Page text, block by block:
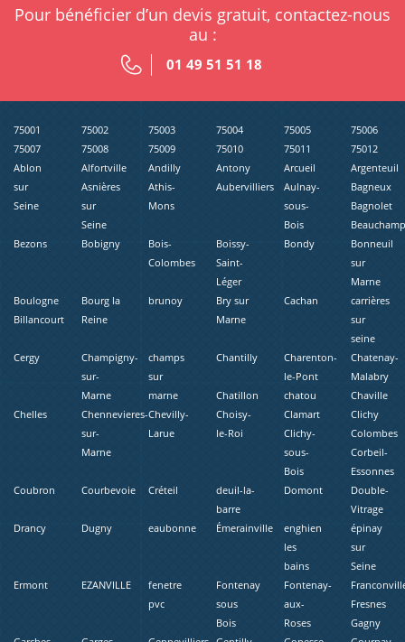
Pour bénéficier d’un devis gratuit, contactez-nous
au :
01 49 51 51 18
75001 75002 75003 75004 75005
75006
75007
75008 75009 75010 75011
75012
Ablon
sur
Seine
Alfortville Andilly Antony Arcueil
Argenteuil
Asnières
sur
Seine
Athis-
Mons
Aubervilliers
Aulnay-
sous-
Bois
Bagneux
Bagnolet
Bezons
Bobigny
Bois-
Colombes
Boissy-
Saint-
Léger
Bondy
Bonneuil
sur
Marne
Boulogne
Billancourt
Bourg la
Reine
brunoy
Bry sur
Marne
Cachan
carrières
sur
seine
Cergy
Champigny-
sur-
Marne
champs
sur
marne
Chantilly
Charenton-
le-Pont
Chatenay-
Malabry
Chatillon
chatou
Chaville
Chelles
Chennevieres-
sur-
Marne
Chevilly-
Larue
Choisy-
le-Roi
Clamart
Clichy
Clichy-
sous-
Bois
Colombes
Corbeil-
Essonnes
Coubron
Courbevoie Créteil
deuil-la-
barre
Domont
Double-
Vitrage
Drancy
Dugny eaubonne Émerainville
enghien
les
bains
épinay
sur
Seine
Ermont
EZANVILLE
fenetre
pvc
Fontenay
sous
Bois
Fontenay-
aux-
Roses
Fresnes
Gagny